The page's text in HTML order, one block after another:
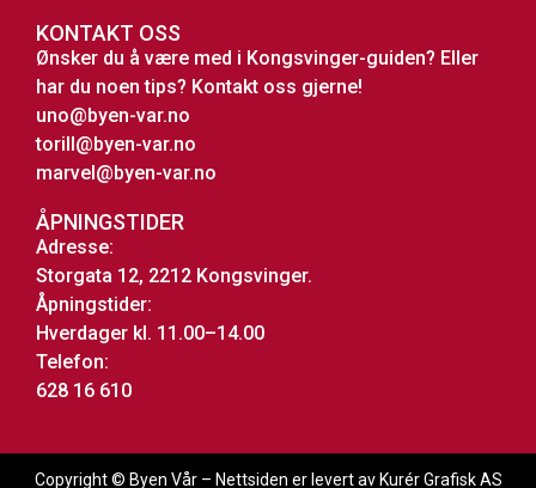
KONTAKT OSS
Ønsker du å være med i Kongsvinger-guiden? Eller
har du noen tips? Kontakt oss gjerne!
uno@byen-var.no
torill@byen-var.no
marvel@byen-var.no
ÅPNINGSTIDER
Adresse:
Storgata 12, 2212 Kongsvinger.
Åpningstider:
Hverdager kl. 11.00–14.00
Telefon:
628 16 610
Copyright © Byen Vår – Nettsiden er levert av Kurér Grafisk AS